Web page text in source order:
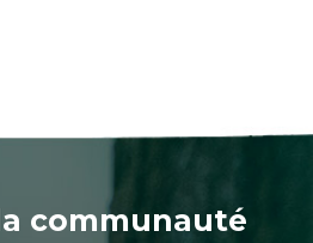
communauté